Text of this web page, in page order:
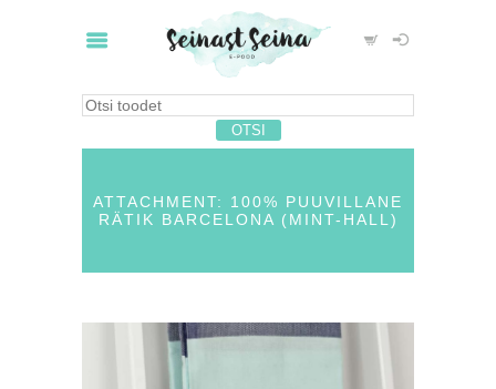
ATTACHMENT: 100% PUUVILLANE
RÄTIK BARCELONA (MINT-HALL)